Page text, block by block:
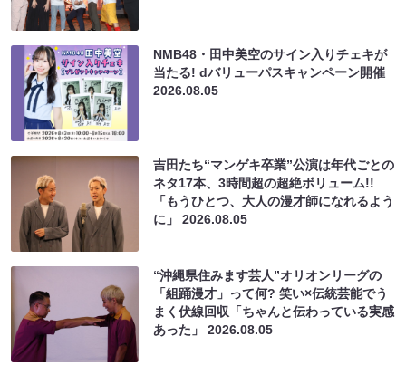
NMB48・田中美空のサイン入りチェキが
当たる! dバリューパスキャンペーン開催
2026.08.05
吉田たち“マンゲキ卒業”公演は年代ごとの
ネタ17本、3時間超の超絶ボリューム!!
「もうひとつ、大人の漫才師になれるよう
に」2026.08.05
“沖縄県住みます芸人”オリオンリーグの
「組踊漫才」って何? 笑い×伝統芸能でう
まく伏線回収「ちゃんと伝わっている実感
あった」2026.08.05